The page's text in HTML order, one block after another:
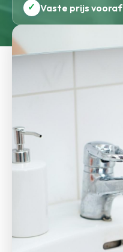
✓ Vaste prijs vooraf